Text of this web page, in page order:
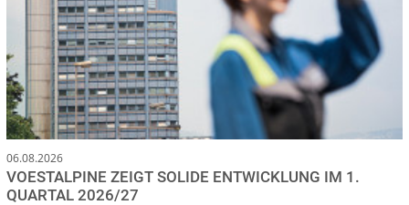
06.08.2026
VOESTALPINE ZEIGT SOLIDE ENTWICKLUNG IM 1.
QUARTAL 2026/27